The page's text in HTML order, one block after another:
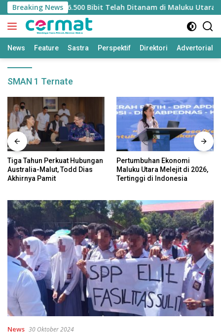
Langsung
ke
konten
Breaking News
Mangrove, 36.500 Bibit Telah Ditanam di Maluku Utara
News Feature Sastra Perspektif Direktori Advertorial
SMAN 1 Ternate
Tiga Tahun Perkuat Hubungan
Australia-Malut, Todd Dias
Akhirnya Pamit
Pertumbuhan Ekonomi
Maluku Utara Melejit di 2026,
Tertinggi di Indonesia
News 30 Oktober 2024